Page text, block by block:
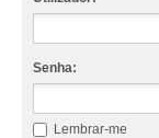
Senha:
Lembrar-me